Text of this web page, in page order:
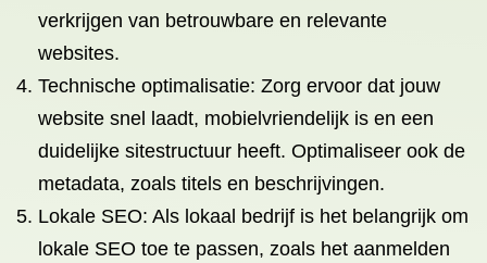
verkrijgen van betrouwbare en relevante
websites.
Technische optimalisatie: Zorg ervoor dat jouw
website snel laadt, mobielvriendelijk is en een
duidelijke sitestructuur heeft. Optimaliseer ook de
metadata, zoals titels en beschrijvingen.
Lokale SEO: Als lokaal bedrijf is het belangrijk om
lokale SEO toe te passen, zoals het aanmelden